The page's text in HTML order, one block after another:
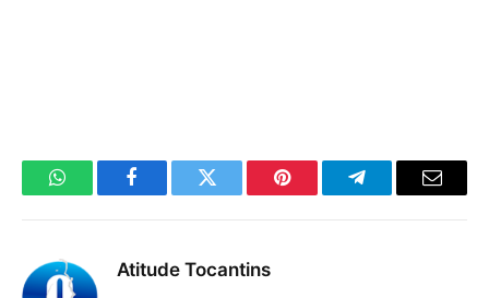
WhatsAppFacebookTwitter Pinterest TelegramaE-
Atitude Tocantins